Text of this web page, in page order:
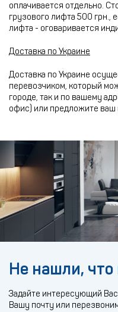
оплачивается отдельно.
грузового лифта 500 грн.,
лифта - оговаривается
Доставка по Украине
Доставка по Украине
перевозчиком, который
городе, так и по вашему
офис) или предложите ваш
Не нашли, что
Задайте интересующий
Вашу почту или